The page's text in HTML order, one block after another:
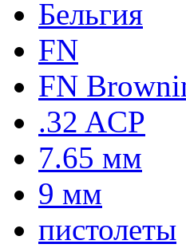
Бельгия
FN
FN
.32 ACP
7.65 мм
9 мм
пистолеты